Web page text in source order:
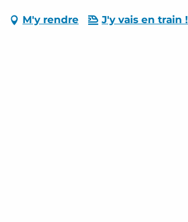
M'y rendre J'y vais en train !